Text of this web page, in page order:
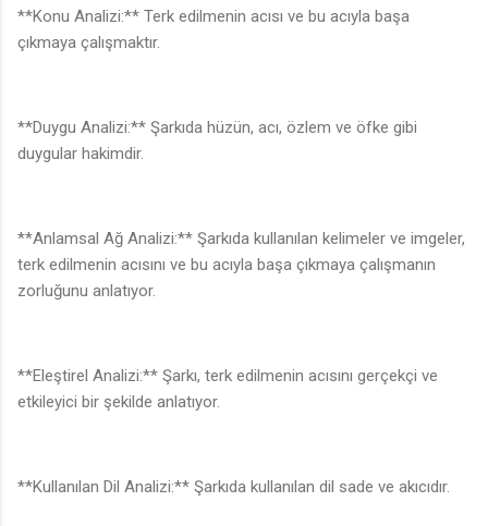
**Konu Analizi:** Terk edilmenin acısı ve bu acıyla başa
çıkmaya çalışmaktır.
**Duygu Analizi:** Şarkıda hüzün, acı, özlem ve öfke gibi
duygular hakimdir.
**Anlamsal Ağ Analizi:** Şarkıda kullanılan kelimeler ve imgeler,
terk edilmenin acısını ve bu acıyla başa çıkmaya çalışmanın
zorluğunu anlatıyor.
**Eleştirel Analizi:** Şarkı, terk edilmenin acısını gerçekçi ve
etkileyici bir şekilde anlatıyor.
**Kullanılan Dil Analizi:** Şarkıda kullanılan dil sade ve akıcıdır.
♩